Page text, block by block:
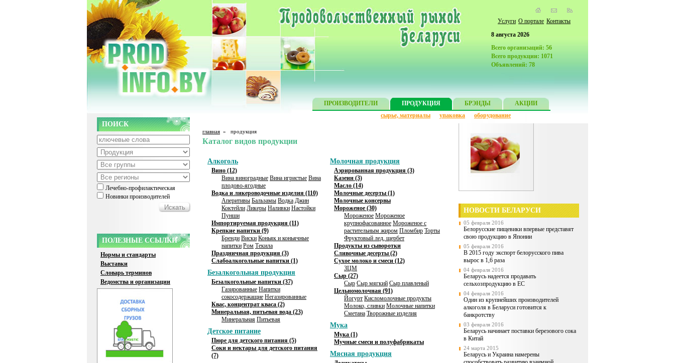
8 августа 2026
Всего организаций: 56
Всего продукции: 1071
Объявлений: 78
ПРОИЗВОДИТЕЛИ ПРОДУКЦИЯ БРЭНДЫ
АКЦИИ
сырье, материалы
упаковка оборудование
Услуги О портале Контакты
ПОИСК
Лечебно-профилактическая
Новинки производителей
ПОЛЕЗНЫЕ ССЫЛКИ
Нормы и стандарты
Выставки
Словарь терминов
Ведомства и организации
главная » продукция
Каталог видов продукции
Алкоголь
Вино (12)
Вина виноградные Вина игристые Вина
плодово-ягодные
Водка и ликероводочные изделия (110)
Аперитивы Бальзамы Водка Джин
Коктейли Ликеры Наливки Настойки
Пунши
Импортируемая продукция (11)
Крепкие напитки (9)
Бренди Виски Коньяк и коньячные
напитки Ром Текила
Праздничная продукция (3)
Слабоалкогольные напитки (1)
Безалкогольная продукция
Безалкогольные напитки (37)
Газированные Напитки
сокосодержащие Негазированные
Квас, концентрат кваса (2)
Минеральная, питьевая вода (23)
Минеральная Питьевая
Детское питание
Пюре для детского питания (5)
Соки и нектары для детского питания
(7)
Молочная продукция
Аэрированная продукция (3)
Казеин (3)
Масло (14)
Молочные десерты (1)
Молочные консервы
Мороженое (30)
Мороженое Мороженое
крупнофасованное Мороженое с
растительным жиром Пломбир Торты
Фруктовый лед, щербет
Продукты из сыворотки
Сливочные десерты (2)
Сухое молоко и смеси (12)
ЗЦМ
Сыр (27)
Сыр Сыр мягкий Сыр плавленый
Цельномолочная (91)
Йогурт Кисломолочные продукты
Молоко, сливки Молочные напитки
Сметана Творожные изделия
Мука
Мука (1)
Мучные смеси и полуфабрикаты
Мясная продукция
НОВОСТИ БЕЛАРУСИ
05 февраля 2016
Белорусские пищевики впервые представят
свою продукцию в Японии
05 февраля 2016
В 2015 году экспорт белорусского пива
вырос в 1,6 раза
04 февраля 2016
Беларусь надеется продавать
сельхозпродукцию в ЕС
04 февраля 2016
Один из крупнейших производителей
алкоголя в Беларуси готовится к
банкротству
03 февраля 2016
Беларусь начинает поставки березового сока
в Китай
24 марта 2015
Беларусь и Украина намерены